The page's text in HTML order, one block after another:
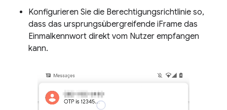
Konfigurieren Sie die Berechtigungsrichtlinie so,
dass das ursprungsübergreifende iFrame das
Einmalkennwort direkt vom Nutzer empfangen
kann.